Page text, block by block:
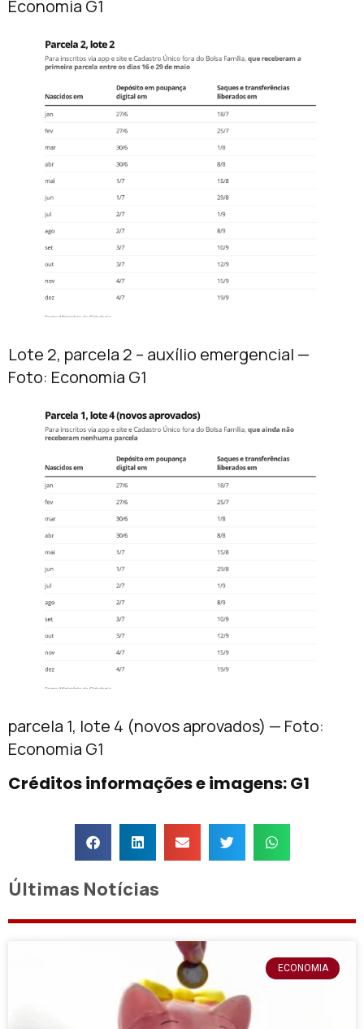
Economia G1
Lote 2, parcela 2 – auxílio emergencial —
Foto: Economia G1
parcela 1, lote 4 (novos aprovados) — Foto:
Economia G1
Créditos informações e imagens: G1
Últimas Notícias
ECONOMIA